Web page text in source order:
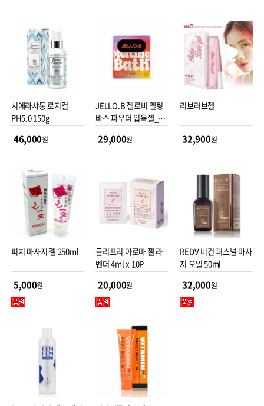
시에라샤통 로지컬
PH5.0 150g
46,000원
JELLO.B 젤로비 멜팅
바스 파우더 입욕젤_신
29,000원
리보러브젤
32,900원
피치 마사지 젤 250ml
5,000원
글리프리 아로마 젤 라
벤더 4ml x 10P
20,000원
REDV 비건 퍼스널 마사
지 오일 50ml
32,000원